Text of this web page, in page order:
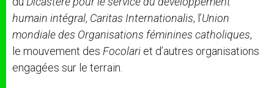
humain intégral, Caritas Internationalis, l’Union
mondiale des Organisations féminines catholiques,
le mouvement des Focolari et d’autres organisations
engagées sur le terrain.